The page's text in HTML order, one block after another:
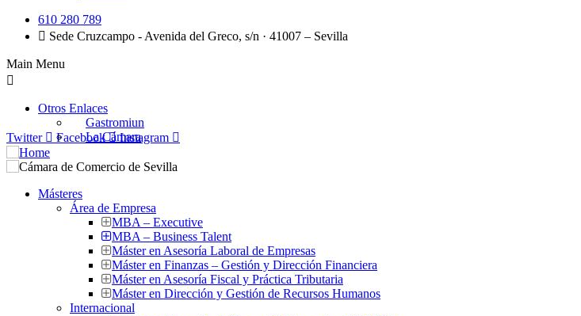
610 280 789
Sede Cruzcampo - Avenida del Greco, s/n · 41007 – Sevilla
Main Menu
Otros Enlaces
Gastromiun
La Cámara
Twitter Facebook Instagram
Másteres
Área de Empresa
MBA – Executive
MBA – Business Talent
Máster en Asesoría Laboral de Empresas
Máster en Finanzas – Gestión y Dirección Financiera
Máster en Asesoría Fiscal y Práctica Tributaria
Máster en Dirección y Gestión de Recursos Humanos
Internacional